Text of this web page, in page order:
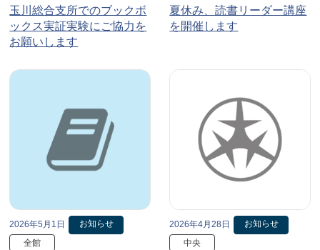
玉川総合支所でのブックボ
ックス実証実験にご協力を
お願いします
夏休み、読書リーダー講座
を開催します
2026年5月1日
お知らせ
全館
2026年4月28日
お知らせ
中央